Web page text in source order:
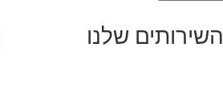
השירותים שלנו